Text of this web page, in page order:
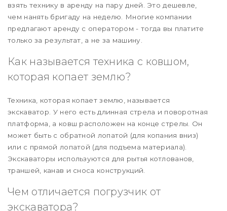
взять технику в аренду на пару дней. Это дешевле,
чем нанять бригаду на неделю. Многие компании
предлагают аренду с оператором - тогда вы платите
только за результат, а не за машину.
Как называется техника с ковшом,
которая копает землю?
Техника, которая копает землю, называется
экскаватор. У него есть длинная стрела и поворотная
платформа, а ковш расположен на конце стрелы. Он
может быть с обратной лопатой (для копания вниз)
или с прямой лопатой (для подъема материала).
Экскаваторы используются для рытья котлованов,
траншей, канав и сноса конструкций.
Чем отличается погрузчик от
экскаватора?